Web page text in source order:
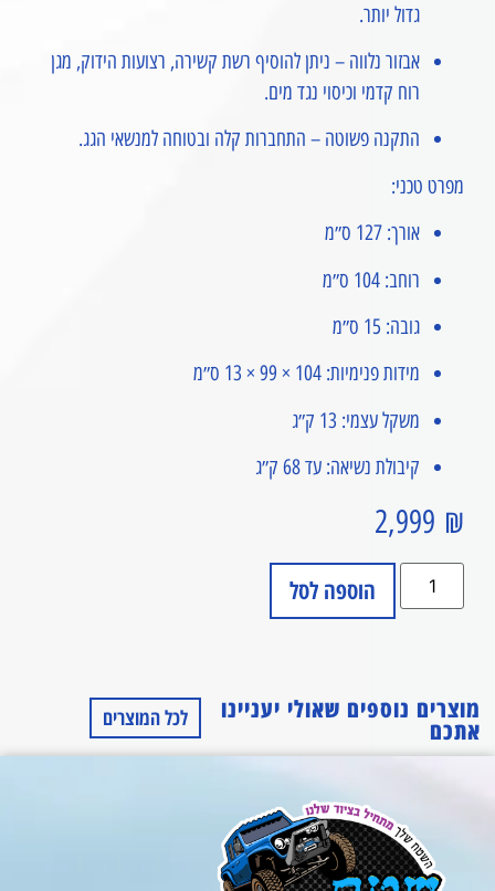
גדול יותר.
אבזור נלווה – ניתן להוסיף רשת קשירה, רצועות הידוק, מגן
רוח קדמי וכיסוי נגד מים.
התקנה פשוטה – התחברות קלה ובטוחה למנשאי הגג.
מפרט טכני:
אורך: 127 ס״מ
רוחב: 104 ס״מ
גובה: 15 ס״מ
מידות פנימיות: 104 × 99 × 13 ס״מ
משקל עצמי: 13 ק״ג
קיבולת נשיאה: עד 68 ק״ג
2,999 ₪
הוספה לסל
מוצרים נוספים שאולי יעניינו
אתכם לכל המוצרים